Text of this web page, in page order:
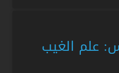
علم الغيب